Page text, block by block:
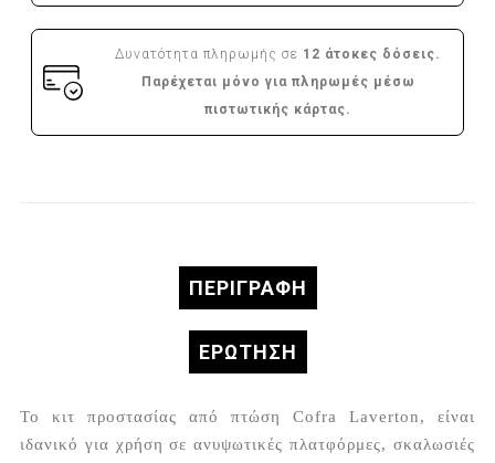
Δυνατότητα πληρωμής σε 12 άτοκες δόσεις.
Παρέχεται μόνο για πληρωμές μέσω
πιστωτικής κάρτας.
ΠΕΡΙΓΡΑΦΉ
ΕΡΏΤΗΣΗ
Το κιτ προστασίας από πτώση Cofra Laverton, είναι
ιδανικό για χρήση σε ανυψωτικές πλατφόρμες, σκαλωσιές